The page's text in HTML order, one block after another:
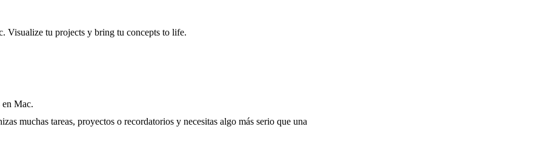
Visualize tu projects y bring tu concepts to life.
en Mac.
muchas tareas, proyectos o recordatorios y necesitas algo más serio que una